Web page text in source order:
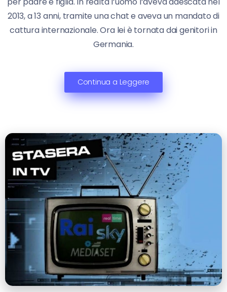
2013, a 13 anni, tramite una chat e aveva un mandato di
cattura internazionale. Ora lei è tornata dai genitori in
Germania.
Continua a Leggere